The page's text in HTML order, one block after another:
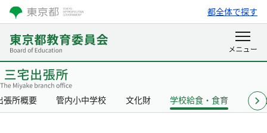
都全体で探す
張所概要 管内小中学校 文化財 学校給食・食育 リン